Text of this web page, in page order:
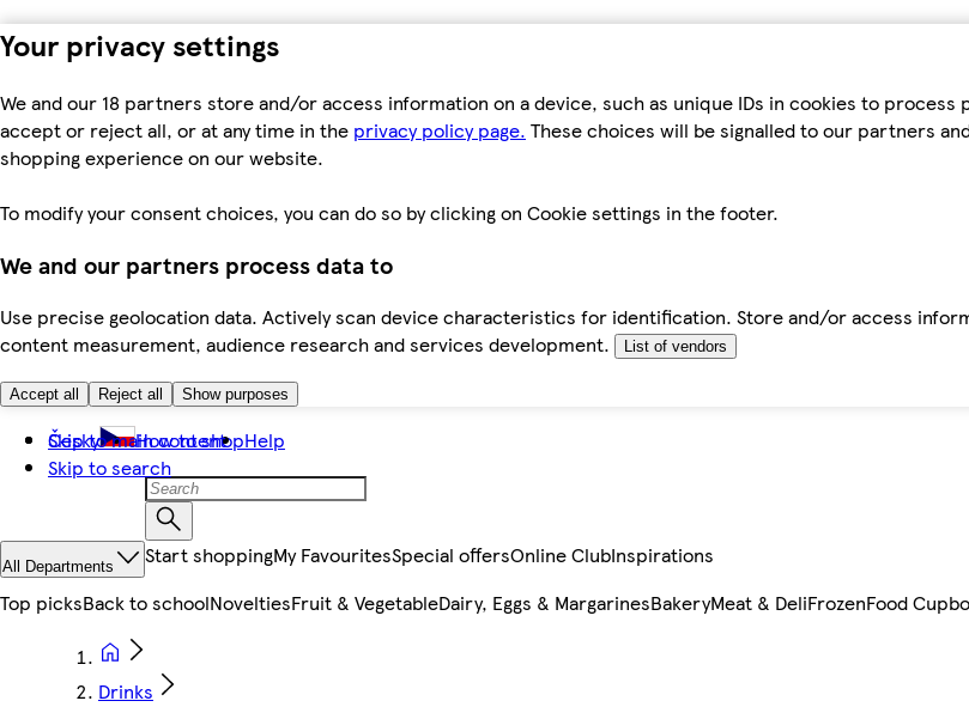
Your privacy settings
We and our 18 partners store and/or access information on a device, such as unique IDs in cookies to
accept or reject all, or at any time in the privacy policy page. These choices will be signalled to our partners
shopping experience on our website.
To modify your consent choices, you can do so by clicking on Cookie settings in the footer.
We and our partners process data to
Use precise geolocation data. Actively scan device characteristics for identification. Store and/or access
content measurement, audience research and services development.
List of vendors
Accept all Reject all Show purposes
Skip to main content
Skip to search
Česky How to shopHelp
All Departments Start shoppingMy FavouritesSpecial offersOnline ClubInspirations
Top picksBack to schoolNoveltiesFruit & VegetableDairy, Eggs & MargarinesBakeryMeat & DeliFrozenFood
Drinks